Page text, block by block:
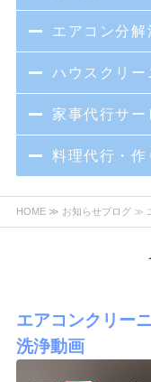
エアコン分解
ハウスクリー
家事代行サー
料理代行・作
HOME≫ お知らせブログ≫
エアコンクリー
洗浄動画